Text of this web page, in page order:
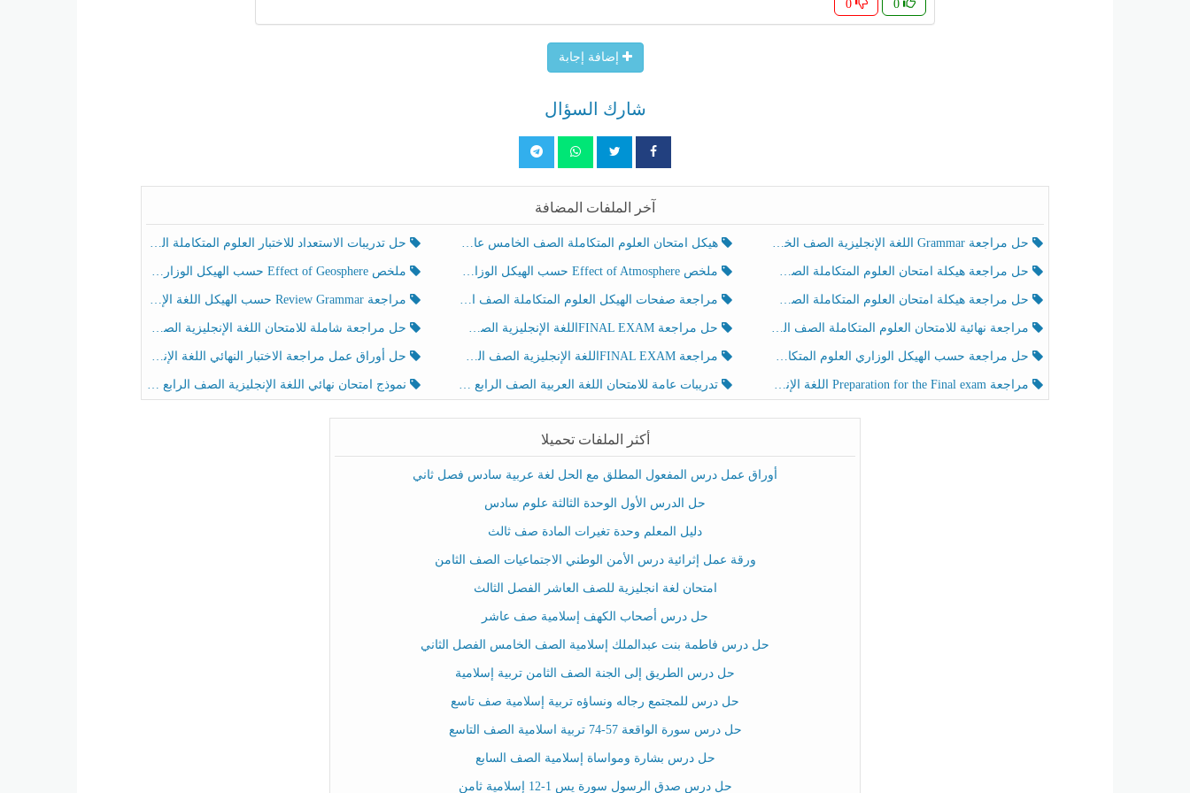
0
0
إضافة إجابة
شارك السؤال
آخر الملفات المضافة
حل مراجعة Grammar اللغة الإنجليزية الصف الخامس الفصل الثالث هيكل امتحان العلوم المتكاملة الصف الخامس عام الفصل الدراسي الثالث 2025-2026 حل تدريبات الاستعداد للاختبار العلوم المتكاملة الصف الخامس عام الفصل الثالث
حل مراجعة هيكلة امتحان العلوم المتكاملة الصف الخامس انسبير الفصل الثالث ملخص Effect of Atmosphere حسب الهيكل الوزاري العلوم المتكاملة الصف الخامس انسبير الفصل الثالث ملخص Effect of Geosphere حسب الهيكل الوزاري العلوم المتكاملة الصف الخامس انسبير الفصل الثالث
حل مراجعة هيكلة امتحان العلوم المتكاملة الصف الخامس عام الفصل الثالث مراجعة صفحات الهيكل العلوم المتكاملة الصف الخامس انسبير الفصل الثالث مراجعة Review Grammar حسب الهيكل اللغة الإنجليزية الصف الخامس الفصل الثالث
مراجعة نهائية للامتحان العلوم المتكاملة الصف الخامس انسبير الفصل الثالث حل مراجعة FINAL EXAMاللغة الإنجليزية الصف الخامس الفصل الثالث حل مراجعة شاملة للامتحان اللغة الإنجليزية الصف الخامس الفصل الثالث
حل مراجعة حسب الهيكل الوزاري العلوم المتكاملة الصف الخامس عام الفصل الثالث مراجعة FINAL EXAMاللغة الإنجليزية الصف الخامس الفصل الثالث حل أوراق عمل مراجعة الاختبار النهائي اللغة الإنجليزية الصف الرابع الفصل الثالث
مراجعة Preparation for the Final exam اللغة الإنجليزية الصف الرابع الفصل الثالث تدريبات عامة للامتحان اللغة العربية الصف الرابع الفصل الثالث نموذج امتحان نهائي اللغة الإنجليزية الصف الرابع الفصل الثالث
أكثر الملفات تحميلا
أوراق عمل درس المفعول المطلق مع الحل لغة عربية سادس فصل ثاني
حل الدرس الأول الوحدة الثالثة علوم سادس
دليل المعلم وحدة تغيرات المادة صف ثالث
ورقة عمل إثرائية درس الأمن الوطني الاجتماعيات الصف الثامن
امتحان لغة انجليزية للصف العاشر الفصل الثالث
حل درس أصحاب الكهف إسلامية صف عاشر
حل درس فاطمة بنت عبدالملك إسلامية الصف الخامس الفصل الثاني
حل درس الطريق إلى الجنة الصف الثامن تربية إسلامية
حل درس للمجتمع رجاله ونساؤه تربية إسلامية صف تاسع
حل درس سورة الواقعة 57-74 تربية اسلامية الصف التاسع
حل درس بشارة ومواساة إسلامية الصف السابع
حل درس صدق الرسول سورة يس 1-12 إسلامية ثامن